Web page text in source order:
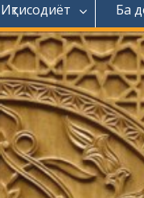
Иқтисодиёт Ба